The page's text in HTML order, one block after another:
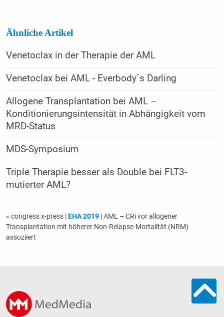
Ähnliche Artikel
Venetoclax in der Therapie der AML
Venetoclax bei AML - Everbody´s Darling
Allogene Transplantation bei AML –
Konditionierungsintensität in Abhängigkeit vom
MRD-Status
MDS-Symposium
Triple Therapie besser als Double bei FLT3-
mutierter AML?
« congress x-press |EHA 2019| AML – CRi vor allogener
Transplantation mit höherer Non-Relapse-Mortalität (NRM)
assoziiert